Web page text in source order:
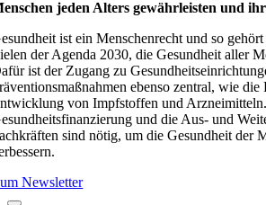
jeden Alters gewährleisten und
ist ein Menschenrecht und so
der Agenda 2030, die Gesundheit aller
ist der Zugang zu
ebenso zentral, wie die
von Impfstoffen und
und die Aus- und
sind nötig, um die Gesundheit der
Newsletter